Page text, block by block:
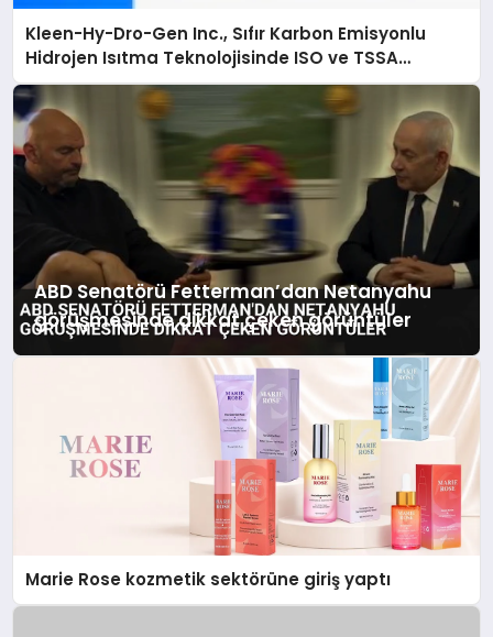
Kleen-Hy-Dro-Gen Inc., Sıfır Karbon Emisyonlu
Hidrojen Isıtma Teknolojisinde ISO ve TSSA
Düzenleyici Onaylarını Aldı
ABD Senatörü Fetterman’dan Netanyahu
görüşmesinde dikkat çeken görüntüler
Marie Rose kozmetik sektörüne giriş yaptı